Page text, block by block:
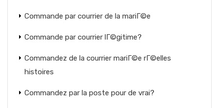
Commande par courrier de la mariГ©e
Commande par courrier lГ©gitime?
Commandez de la courrier mariГ©e rГ©elles
histoires
Commandez par la poste pour de vrai?